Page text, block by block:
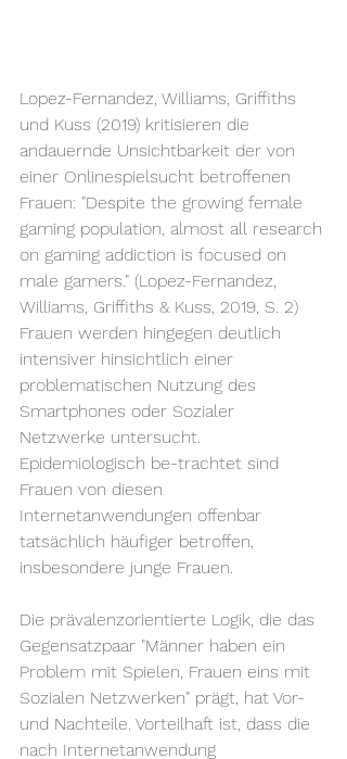
Lopez-Fernandez, Williams, Griffiths
und Kuss (2019) kritisieren die
andauernde Unsichtbarkeit der von
einer Onlinespielsucht betroffenen
Frauen: "Despite the growing female
gaming population, almost all research
on gaming addiction is focused on
male gamers." (Lopez-Fernandez,
Williams, Griffiths & Kuss, 2019, S. 2)
Frauen werden hingegen deutlich
intensiver hinsichtlich einer
problematischen Nutzung des
Smartphones oder Sozialer
Netzwerke untersucht.
Epidemiologisch be-trachtet sind
Frauen von diesen
Internetanwendungen offenbar
tatsächlich häufiger betroffen,
insbesondere junge Frauen.
Die prävalenzorientierte Logik, die das
Gegensatzpaar "Männer haben ein
Problem mit Spielen, Frauen eins mit
Sozialen Netzwerken" prägt, hat Vor-
und Nachteile. Vorteilhaft ist, dass die
nach Internetanwendung